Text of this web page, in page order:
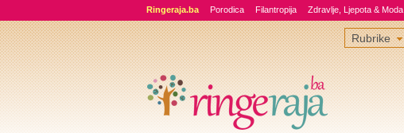
Ringeraja.ba Porodica Filantropija Zdravlje, Ljepota & Moda
Rubrike